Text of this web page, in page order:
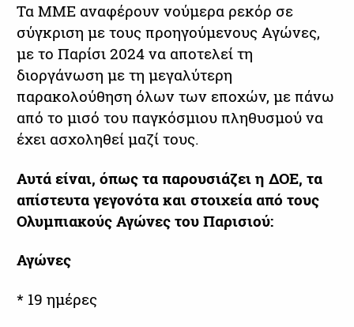
Τα ΜΜΕ αναφέρουν νούμερα ρεκόρ σε
σύγκριση με τους προηγούμενους Αγώνες,
με το Παρίσι 2024 να αποτελεί τη
διοργάνωση με τη μεγαλύτερη
παρακολούθηση όλων των εποχών, με πάνω
από το μισό του παγκόσμιου πληθυσμού να
έχει ασχοληθεί μαζί τους.
Αυτά είναι, όπως τα παρουσιάζει η ΔΟΕ, τα
απίστευτα γεγονότα και στοιχεία από τους
Ολυμπιακούς Αγώνες του Παρισιού:
Αγώνες
* 19 ημέρες